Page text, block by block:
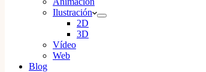
Ilustración
2D
3D
Vídeo
Web
Blog